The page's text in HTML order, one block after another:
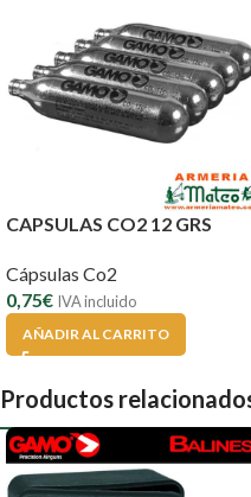
CAPSULAS CO2 12 GRS
Cápsulas Co2
0,75€ IVA incluido
AÑADIR AL CARRITO
Productos